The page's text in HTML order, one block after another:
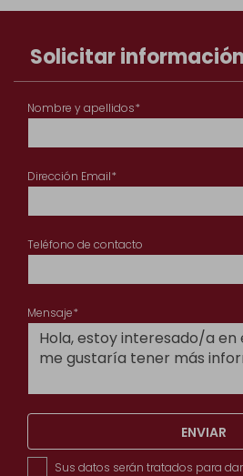
Solicitar
Nombre y apellidos*
Dirección Email*
Teléfono de contacto
Mensaje*
ENVIAR
Sus datos serán tratados para